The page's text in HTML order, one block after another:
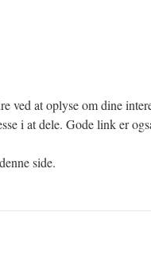
ved at oplyse om dine
i at dele. Gode link er
side.